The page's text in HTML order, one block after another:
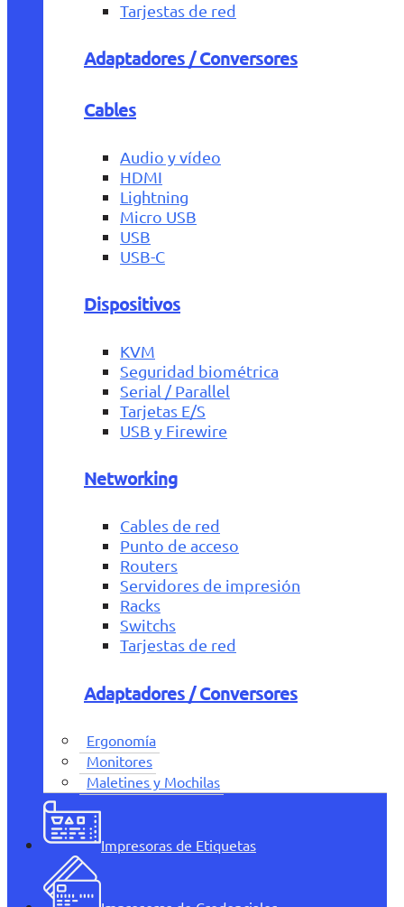
Tarjestas de red
Adaptadores / Conversores
Cables
Audio y vídeo
HDMI
Lightning
Micro USB
USB
USB-C
Dispositivos
KVM
Seguridad biométrica
Serial / Parallel
Tarjetas E/S
USB y Firewire
Networking
Cables de red
Punto de acceso
Routers
Servidores de impresión
Racks
Switchs
Tarjestas de red
Adaptadores / Conversores
Ergonomía
Monitores
Maletines y Mochilas
Impresoras de Etiquetas